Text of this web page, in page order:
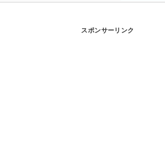
スポンサーリンク